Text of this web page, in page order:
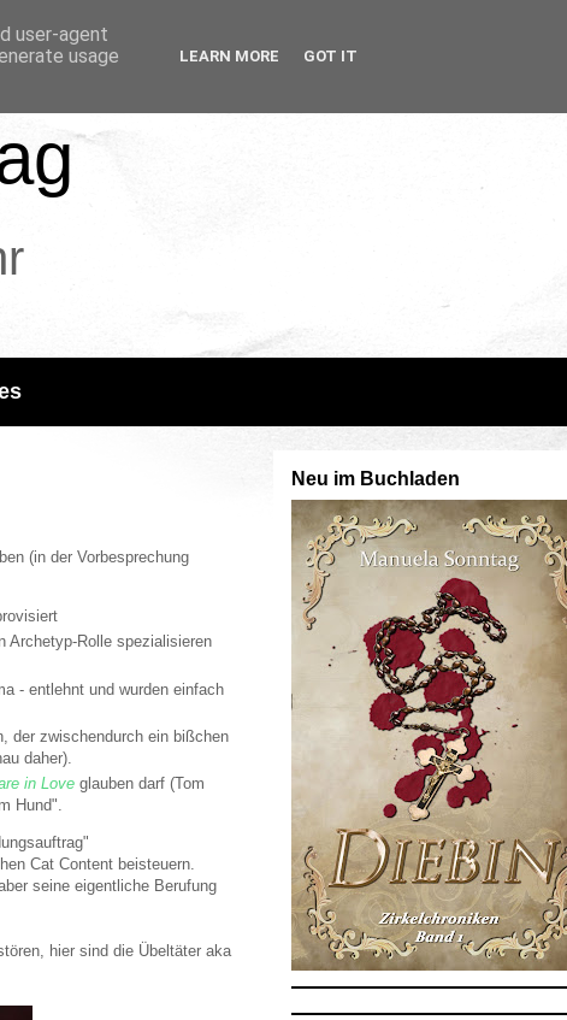
(in der Vorbesprechung
Archetyp-Rolle spezialisieren
- entlehnt und wurden einfach
der zwischendurch ein bißchen
daher).
in Love glauben darf (Tom
Hund".
Cat Content beisteuern.
seine eigentliche Berufung
hier sind die Übeltäter aka
Neu im Buchladen
user-agent
usage
LEARN MORE GOT IT